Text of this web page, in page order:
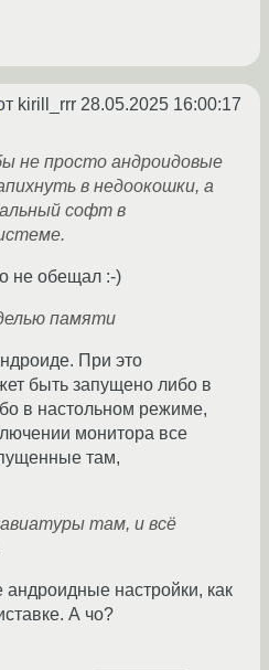
kirill_rrr 28.05.2025 16:00:17
не просто андроидовые
в недоокошки, а
софт в
не обещал :-)
памяти
При это
быть запущено либо в
в настольном режиме,
монитора все
там,
там, и всё
андроидные настройки, как
А чо?